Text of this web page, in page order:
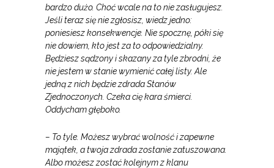
bardzo dużo. Choć wcale na to nie zasługujesz.
Jeśli teraz się nie zgłosisz, wiedz jedno:
poniesiesz konsekwencje. Nie spocznę, póki się
nie dowiem, kto jest za to odpowiedzialny.
Będziesz sądzony i skazany za tyle zbrodni, że
nie jestem w stanie wymienić całej listy. Ale
jedną z nich będzie zdrada Stanów
Zjednoczonych. Czeka cię kara śmierci.
Oddycham głęboko.
– To tyle. Możesz wybrać wolność i zapewne
majątek, a twoja zdrada zostanie zatuszowana.
Albo możesz zostać kolejnym z klanu